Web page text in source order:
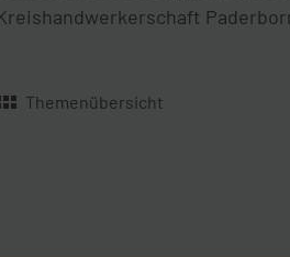
Themenübersicht